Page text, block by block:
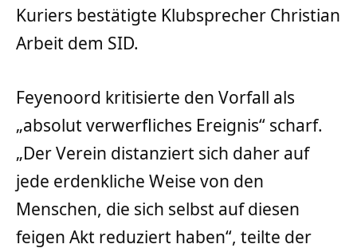
Kuriers bestätigte Klubsprecher Christian
Arbeit dem SID.
Feyenoord kritisierte den Vorfall als
„absolut verwerfliches Ereignis“ scharf.
„Der Verein distanziert sich daher auf
jede erdenkliche Weise von den
Menschen, die sich selbst auf diesen
feigen Akt reduziert haben“, teilte der